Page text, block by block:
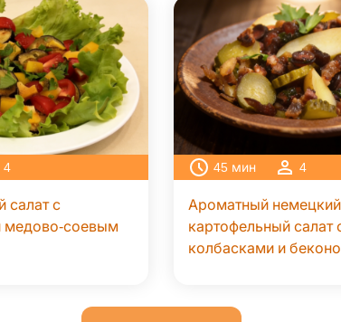
4
салат с
медово-соевым
45 мин 4
Ароматный немецкий
картофельный салат
колбасками и